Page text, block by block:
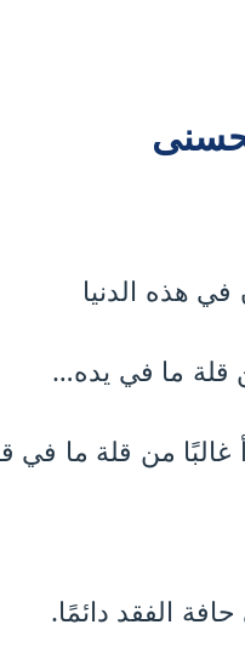
هذه الدنيا
قلة ما في يده…
غالبًا من قلة ما في
الفقد دائمًا.